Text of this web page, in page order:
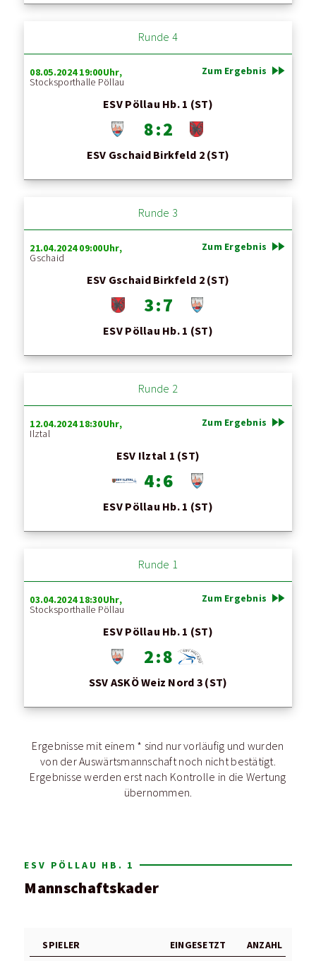
Runde 4
08.05.2024 19:00Uhr,
Stocksporthalle Pöllau
ESV Pöllau Hb. 1 (ST)
8 : 2
ESV Gschaid Birkfeld 2 (ST)
Zum Ergebnis fast_forward
Runde 3
21.04.2024 09:00Uhr,
Gschaid
ESV Gschaid Birkfeld 2 (ST)
3 : 7
ESV Pöllau Hb. 1 (ST)
Zum Ergebnis fast_forward
Runde 2
12.04.2024 18:30Uhr,
Ilztal
ESV Ilztal 1 (ST)
4 : 6
ESV Pöllau Hb. 1 (ST)
Zum Ergebnis fast_forward
Runde 1
03.04.2024 18:30Uhr,
Stocksporthalle Pöllau
ESV Pöllau Hb. 1 (ST)
2 : 8
SSV ASKÖ Weiz Nord 3 (ST)
Zum Ergebnis fast_forward
Ergebnisse mit einem * sind nur vorläufig und wurden
von der Auswärtsmannschaft noch nicht bestätigt.
Ergebnisse werden erst nach Kontrolle in die Wertung
übernommen.
ESV PÖLLAU HB. 1
Mannschaftskader
SPIELER EINGESETZT
ANZAHL